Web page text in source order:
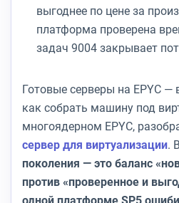
выгоднее по цене за
платформа проверена
задач 9004 закрывает
Готовые серверы на EPYC —
как собрать машину под
многоядерном EPYC,
сервер для виртуализации.
поколения — это баланс
против «проверенное и
одной платформе SP5